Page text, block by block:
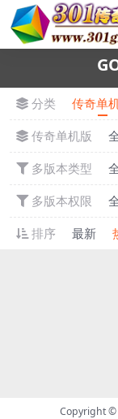
分类
传奇单
传奇单机版
多版本类型
多版本权限
排序
最新
Copyright ©